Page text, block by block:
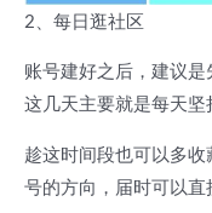
2、每日逛社区
账号建好之后，建议是
这几天主要就是每天坚
趁这时间段也可以多
号的方向，届时可以直